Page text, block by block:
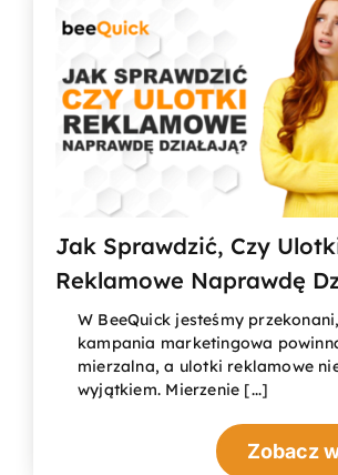
Jak Sprawdzić, Czy
Reklamowe Naprawdę
W BeeQuick jesteśmy
kampania marketingowa
mierzalna, a ulotki reklamowe
wyjątkiem. Mierzenie [...]
Zobacz